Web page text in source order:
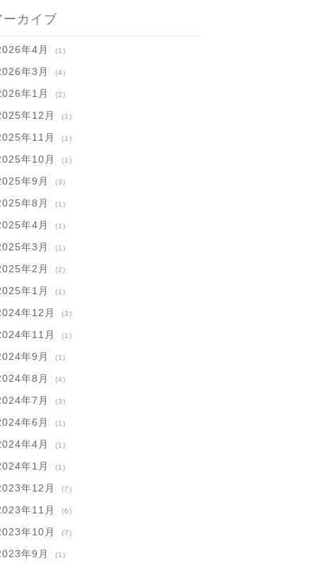
ーカイブ
年4月 (1)
年3月 (4)
年1月 (2)
年12月 (1)
年11月 (1)
年10月 (1)
年9月 (3)
年8月 (1)
年4月 (1)
年3月 (1)
年2月 (2)
年1月 (1)
年12月 (3)
年11月 (1)
年9月 (1)
年8月 (4)
年7月 (3)
年6月 (1)
年4月 (1)
年1月 (1)
年12月 (7)
年11月 (6)
年10月 (7)
年9月 (1)